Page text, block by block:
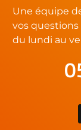
Une équipe
vos questions
du lundi au